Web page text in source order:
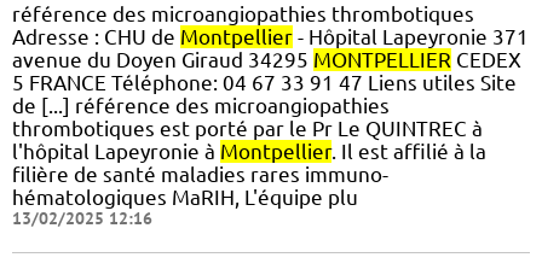
référence des microangiopathies thrombotiques
Adresse : CHU de Montpellier - Hôpital Lapeyronie 371
avenue du Doyen Giraud 34295 MONTPELLIER CEDEX
5 FRANCE Téléphone: 04 67 33 91 47 Liens utiles Site
de [...] référence des microangiopathies
thrombotiques est porté par le Pr Le QUINTREC à
l'hôpital Lapeyronie à Montpellier. Il est affilié à la
filière de santé maladies rares immuno-
hématologiques MaRIH, L'équipe plu
13/02/2025 12:16